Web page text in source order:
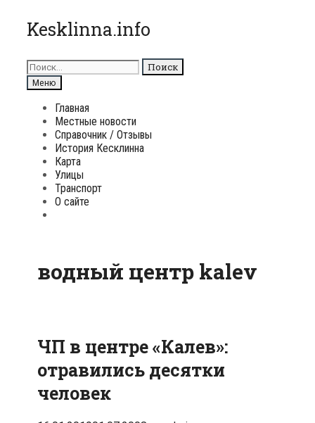
Перейти
к
Kesklinna.info
Поиск
для:
Поиск
Меню
Главная
Местные новости
Справочник / Отзывы
История Кесклинна
Карта
Улицы
Транспорт
О сайте
водный центр kalev
ЧП в центре «Калев»:
отравились десятки
человек